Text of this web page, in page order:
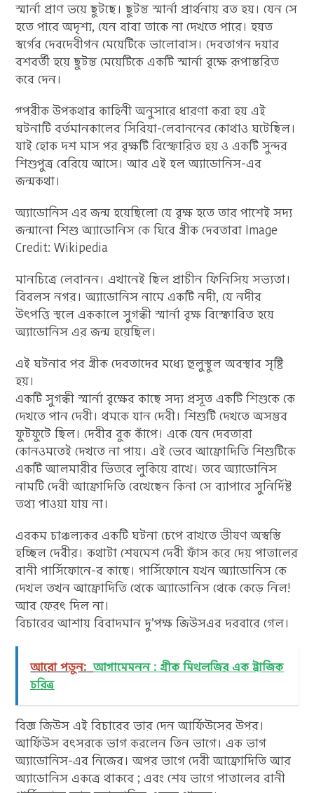
স্মার্না প্রাণ ভয়ে ছুটছে। ছুটন্ত স্মার্না প্রার্থনায় রত হয়। যেন সে
হতে পারে অদৃশ্য, যেন বাবা তাকে না দেখতে পারে। হয়ত
স্বর্গের দেবদেবীগন মেয়েটিকে ভালোবাস। দেবতাগন দয়ার
বশবর্তী হয়ে ছুটন্ত মেয়েটিকে একটি স্মার্না বৃক্ষে রূপান্তরিত
করে দেন।
গ্পরীক উপকথার কাহিনী অনুসারে ধারণা করা হয় এই
ঘটনাটি বর্তমানকালের সিরিয়া-লেবাননের কোথাও ঘটেছিল।
যাই হোক দশ মাস পর বৃক্ষটি বিস্ফোরিত হয় ও একটি সুন্দর
শিশুপুত্র বেরিয়ে আসে। আর এই হল অ্যাডোনিস-এর
জন্মকথা।
অ্যাডোনিস এর জন্ম হয়েছিলো যে বৃক্ষ হতে তার পাশেই সদ্য
জন্মানো শিশু অ্যাডোনিস কে ঘিরে গ্রীক দেবতারা Image
Credit: Wikipedia
মানচিত্রে লেবানন। এখানেই ছিল প্রাচীন ফিনিসিয় সভ্যতা।
বিবলস নগর। অ্যাডোনিস নামে একটি নদী, যে নদীর
উৎপত্তি স্থলে এককালে সুগন্ধী স্মার্না বৃক্ষ বিস্ফোরিত হয়ে
অ্যাডোনিস এর জন্ম হয়েছিল।
এই ঘটনার পর গ্রীক দেবতাদের মধ্যে হুলুস্থুল অবস্থার সৃষ্টি
হয়।
একটি সুগন্ধী স্মার্না বৃক্ষের কাছে সদ্য প্রসূত একটি শিশুকে কে
দেখতে পান দেবী। থমকে যান দেবী। শিশুটি দেখতে অসম্ভব
ফুটফুটে ছিল। দেবীর বুক কাঁপে। একে যেন দেবতারা
কোনওমতেই দেখতে না পায়। এই ভেবে আফ্রোদিতি শিশুটিকে
একটি আলমারীর ভিতরে লুকিয়ে রাখে। তবে অ্যাডোনিস
নামটি দেবী আফ্রোদিতি রেখেছেন কিনা সে ব্যাপারে সুনির্দিষ্ট
তথ্য পাওয়া যায় না।
এরকম চাঞ্চল্যকর একটি ঘটনা চেপে রাখতে ভীষণ অস্বস্তি
হচ্ছিল দেবীর। কথাটা শেষমেশ দেবী ফাঁস করে দেয় পাতালের
রানী পার্সিফোনে-র কাছে। পার্সিফোনে যখন অ্যাডোনিস কে
দেখল তখন আফ্রোদিতি থেকে অ্যাডোনিস থেকে কেড়ে নিল!
আর ফেরৎ দিল না।
বিচারের আশায় বিবাদমান দু’পক্ষ জিউসএর দরবারে গেল।
আরো পড়ুন: আগামেমনন : গ্রীক মিথলজির এক ট্রাজিক
চরিত্র
বিজ্ঞ জিউস এই বিচারের ভার দেন আর্ফিউসের উপর।
আর্ফিউস বৎসরকে ভাগ করলেন তিন ভাগে। এক ভাগ
অ্যাডোনিস-এর নিজের। অপর ভাগে দেবী আফ্রোদিতি আর
অ্যাডোনিস একত্রে থাকবে ; এবং শেষ ভাগে পাতালের রানী